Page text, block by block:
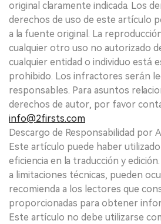
original claramente indicada. Los
derechos de uso de este artículo
a la fuente original. La
cualquier otro uso no autorizado
cualquier entidad o individuo está
prohibido. Los infractores serán
responsables. Para asuntos
derechos de autor, por favor
info@2firsts.com
Descargo de Responsabilidad por
Este artículo puede haber
eficiencia en la traducción y
a limitaciones técnicas, pueden
recomienda a los lectores que
proporcionadas para obtener
Este artículo no debe utilizarse